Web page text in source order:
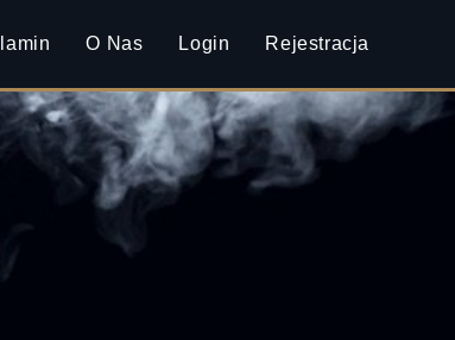
O Nas Login Rejestracja